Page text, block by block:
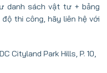
danh sách vật tư + bảng
thi công, hãy liên hệ với
Cityland Park Hills, P. 10,